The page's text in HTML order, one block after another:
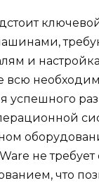
и
всю
не
что